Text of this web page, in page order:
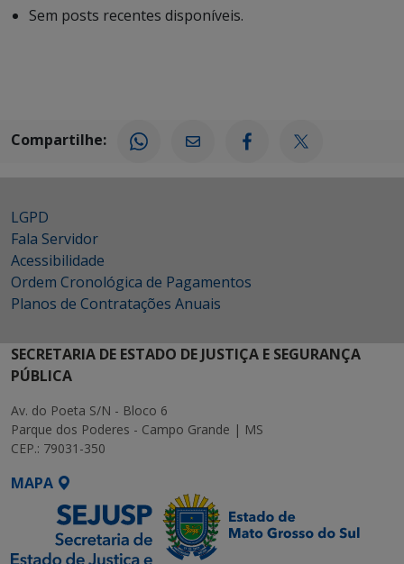
Sem posts recentes disponíveis.
Compartilhe:
LGPD
Fala Servidor
Acessibilidade
Ordem Cronológica de Pagamentos
Planos de Contratações Anuais
SECRETARIA DE ESTADO DE JUSTIÇA E SEGURANÇA
PÚBLICA
Av. do Poeta S/N - Bloco 6
Parque dos Poderes - Campo Grande | MS
CEP.: 79031-350
MAPA